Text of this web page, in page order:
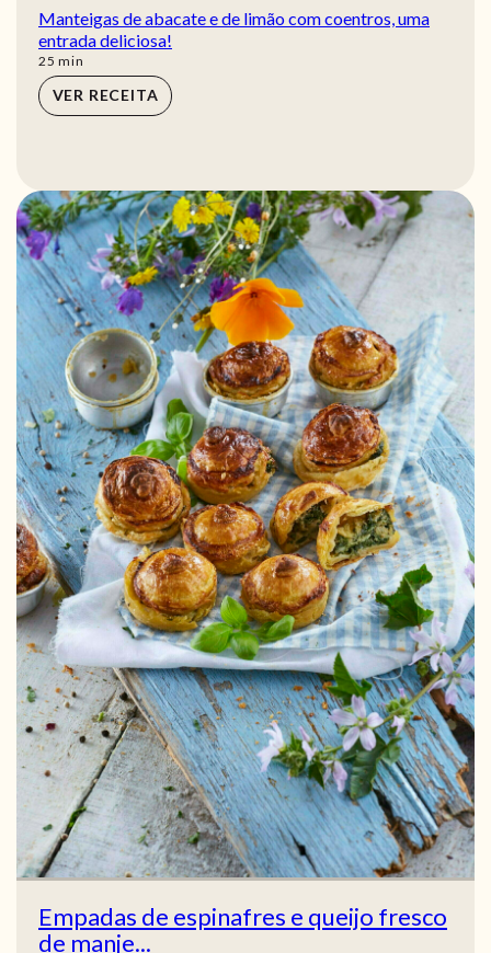
Manteigas de abacate e de limão com coentros, uma
entrada deliciosa!
25 min
min
VER RECEITA
Empadas de espinafres e queijo fresco
de manje...